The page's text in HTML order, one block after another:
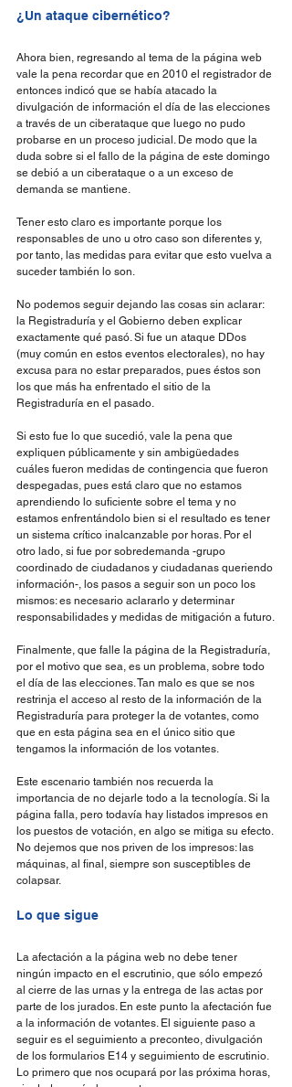
¿Un ataque cibernético?
Ahora bien, regresando al tema de la página web
vale la pena recordar que en 2010 el registrador de
entonces indicó que se había atacado la
divulgación de información el día de las elecciones
a través de un ciberataque que luego no pudo
probarse en un proceso judicial. De modo que la
duda sobre si el fallo de la página de este domingo
se debió a un ciberataque o a un exceso de
demanda se mantiene.
Tener esto claro es importante porque los
responsables de uno u otro caso son diferentes y,
por tanto, las medidas para evitar que esto vuelva a
suceder también lo son.
No podemos seguir dejando las cosas sin aclarar:
la Registraduría y el Gobierno deben explicar
exactamente qué pasó. Si fue un ataque DDos
(muy común en estos eventos electorales), no hay
excusa para no estar preparados, pues éstos son
los que más ha enfrentado el sitio de la
Registraduría en el pasado.
Si esto fue lo que sucedió, vale la pena que
expliquen públicamente y sin ambigüedades
cuáles fueron medidas de contingencia que fueron
despegadas, pues está claro que no estamos
aprendiendo lo suficiente sobre el tema y no
estamos enfrentándolo bien si el resultado es tener
un sistema crítico inalcanzable por horas. Por el
otro lado, si fue por sobredemanda -grupo
coordinado de ciudadanos y ciudadanas queriendo
información-, los pasos a seguir son un poco los
mismos: es necesario aclararlo y determinar
responsabilidades y medidas de mitigación a futuro.
Finalmente, que falle la página de la Registraduría,
por el motivo que sea, es un problema, sobre todo
el día de las elecciones. Tan malo es que se nos
restrinja el acceso al resto de la información de la
Registraduría para proteger la de votantes, como
que en esta página sea en el único sitio que
tengamos la información de los votantes.
Este escenario también nos recuerda la
importancia de no dejarle todo a la tecnología. Si la
página falla, pero todavía hay listados impresos en
los puestos de votación, en algo se mitiga su efecto.
No dejemos que nos priven de los impresos: las
máquinas, al final, siempre son susceptibles de
colapsar.
Lo que sigue
La afectación a la página web no debe tener
ningún impacto en el escrutinio, que sólo empezó
al cierre de las urnas y la entrega de las actas por
parte de los jurados. En este punto la afectación fue
a la información de votantes. El siguiente paso a
seguir es el seguimiento a preconteo, divulgación
de los formularios E14 y seguimiento de escrutinio.
Lo primero que nos ocupará por las próxima horas,